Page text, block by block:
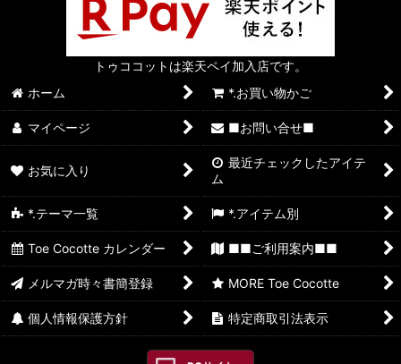
トゥココットは楽天ペイ加入店です。
ホーム
*.お買い物かご
マイページ ■お問い合せ■
お気に入り
最近チェックしたアイテ
ム
*.テーマ一覧 *.アイテム別
Toe Cocotte カレンダー ■■ご利用案内■■
メルマガ時々書簡登録 MORE Toe Cocotte
個人情報保護方針 特定商取引法表示